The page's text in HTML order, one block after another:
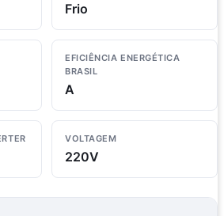
Frio
EFICIÊNCIA ENERGÉTICA
BRASIL
A
VOLTAGEM
220V